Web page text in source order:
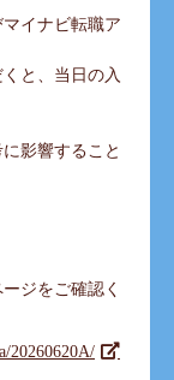
イナビ転職ア
と、当日の入
影響すること
ジをご確認く
20260620A/